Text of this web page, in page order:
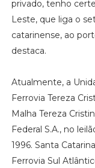
privado, tenho
Leste, que liga o
catarinense, ao
destaca.
Atualmente, a
Ferrovia Tereza
Malha Tereza
Federal S.A., no
1996. Santa
Ferrovia Sul